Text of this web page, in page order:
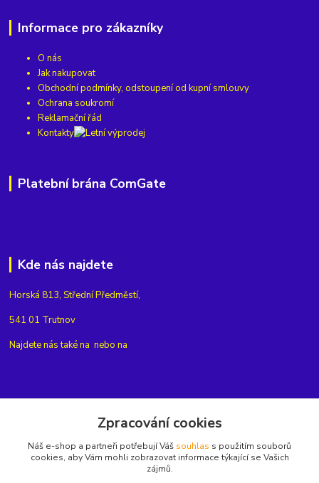
Informace pro zákazníky
O nás
Jak nakupovat
Obchodní podmínky, odstoupení od kupní smlouvy
Ochrana soukromí
Reklamační řád
Kontakty
Platební brána ComGate
Kde nás najdete
Horská 813, Střední Předměstí,
541 01 Trutnov
Najdete nás také na nebo na
+420775654704
Zpracování cookies
Náš e-shop a partneři potřebují Váš souhlas s použitím souborů
cookies, aby Vám mohli zobrazovat informace týkající se Vašich
zájmů.